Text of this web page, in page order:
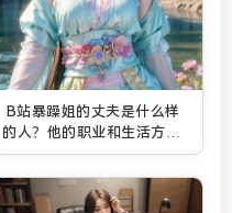
B站暴躁姐的丈夫是什么样
的人？他的职业和生活方式
揭秘